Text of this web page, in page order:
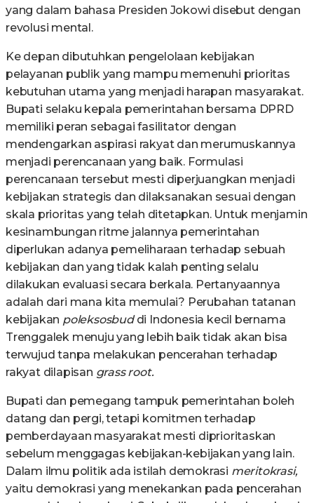
yang dalam bahasa Presiden Jokowi disebut dengan
revolusi mental.
Ke depan dibutuhkan pengelolaan kebijakan
pelayanan publik yang mampu memenuhi prioritas
kebutuhan utama yang menjadi harapan masyarakat.
Bupati selaku kepala pemerintahan bersama DPRD
memiliki peran sebagai fasilitator dengan
mendengarkan aspirasi rakyat dan merumuskannya
menjadi perencanaan yang baik. Formulasi
perencanaan tersebut mesti diperjuangkan menjadi
kebijakan strategis dan dilaksanakan sesuai dengan
skala prioritas yang telah ditetapkan. Untuk menjamin
kesinambungan ritme jalannya pemerintahan
diperlukan adanya pemeliharaan terhadap sebuah
kebijakan dan yang tidak kalah penting selalu
dilakukan evaluasi secara berkala. Pertanyaannya
adalah dari mana kita memulai? Perubahan tatanan
kebijakan poleksosbuddi Indonesia kecil bernama
Trenggalek menuju yang lebih baik tidak akan bisa
terwujud tanpa melakukan pencerahan terhadap
rakyat dilapisan grass root.
Bupati dan pemegang tampuk pemerintahan boleh
datang dan pergi, tetapi komitmen terhadap
pemberdayaan masyarakat mesti diprioritaskan
sebelum menggagas kebijakan-kebijakan yang lain.
Dalam ilmu politik ada istilah demokrasi meritokrasi,
yaitu demokrasi yang menekankan pada pencerahan